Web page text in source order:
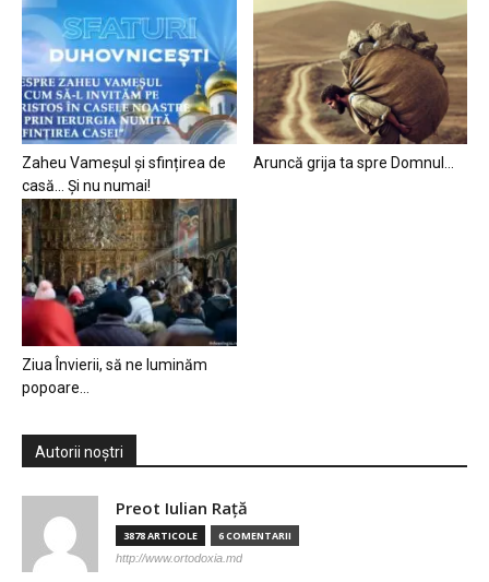
Zaheu Vameșul și sfințirea de
casă… Și nu numai!
Aruncă grija ta spre Domnul…
Ziua Învierii, să ne luminăm
popoare…
Autorii noștri
Preot Iulian Raţă
3878 ARTICOLE 6 COMENTARII
http://www.ortodoxia.md